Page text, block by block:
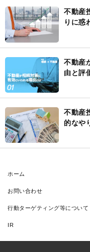
不動産
りに惑
不動産
由と評
不動産
的なや
ホーム
お問い合わせ
行動ターゲティング等について
IR